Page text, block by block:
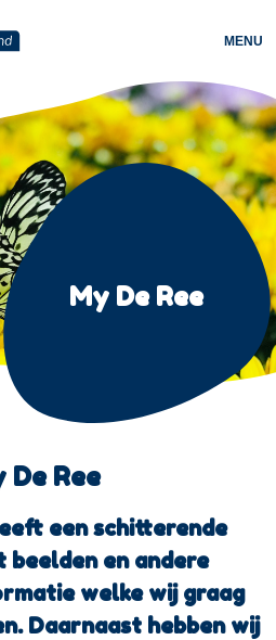
MENU
My De Ree
De Ree
een schitterende
beelden en andere
welke wij graag
Daarnaast hebben wij